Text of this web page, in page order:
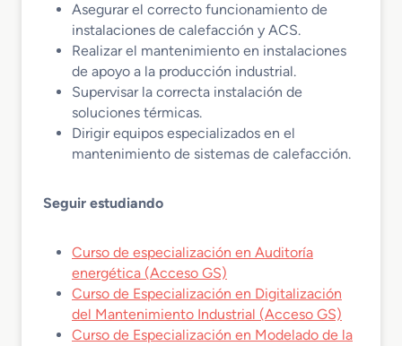
Asegurar el correcto funcionamiento de
instalaciones de calefacción y ACS.
Realizar el mantenimiento en instalaciones
de apoyo a la producción industrial.
Supervisar la correcta instalación de
soluciones térmicas.
Dirigir equipos especializados en el
mantenimiento de sistemas de calefacción.
Seguir estudiando
Curso de especialización en Auditoría
energética (Acceso GS)
Curso de Especialización en Digitalización
del Mantenimiento Industrial (Acceso GS)
Curso de Especialización en Modelado de la